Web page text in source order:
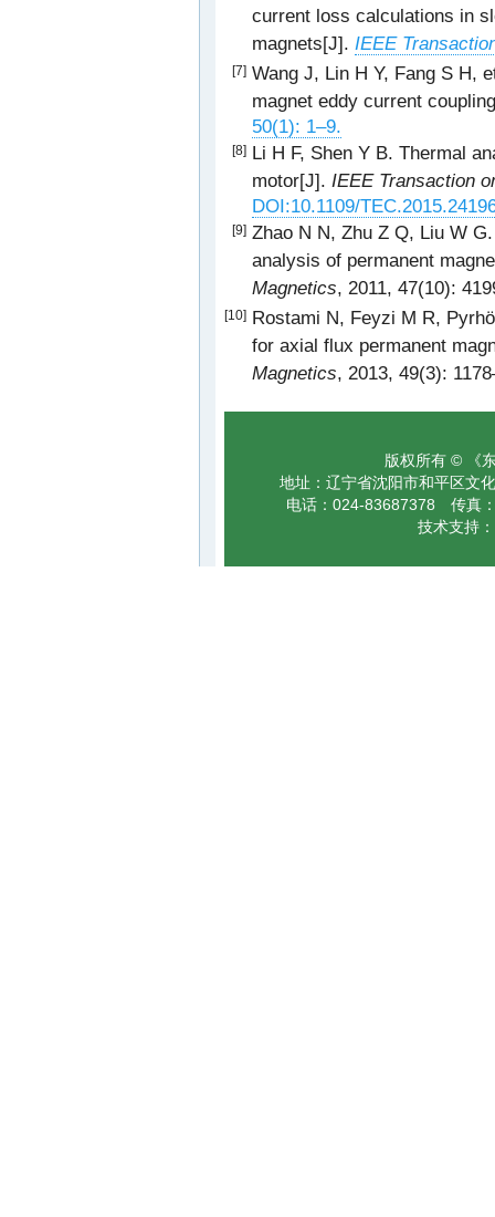
current loss calculations in
magnets[J]. IEEE
[7] Wang J, Lin H Y, Fang S H,
magnet eddy current
50(1): 1–9.
[8] Li H F, Shen Y B. Thermal
motor[J]. IEEE Transaction
DOI:10.1109/
[9] Zhao N N, Zhu Z Q, Liu W
analysis of permanent
Magnetics, 2011, 47(10):
[10] Rostami N, Feyzi M R,
for axial flux permanent
Magnetics, 2013, 49(3):